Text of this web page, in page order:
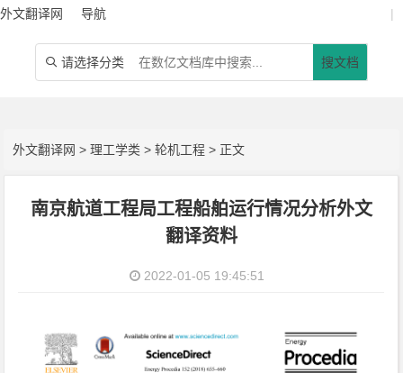
外文翻译网 导航 |
 请选择分类 搜文档
外文翻译网 >理工学类 >轮机工程 > 正文
南京航道工程局工程船舶运行情况分析外文
翻译资料
2022-01-05 19:45:51